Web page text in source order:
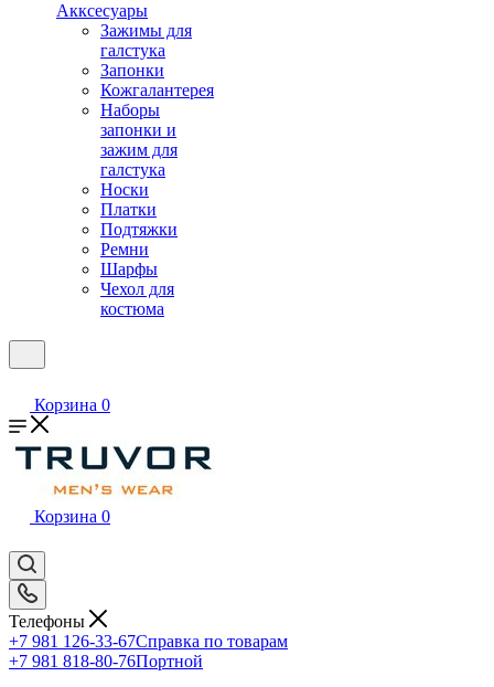
Акксесуары
Зажимы для
галстука
Запонки
Кожгалантерея
Наборы
запонки и
зажим для
галстука
Носки
Платки
Подтяжки
Ремни
Шарфы
Чехол для
костюма
Корзина 0
Корзина 0
Телефоны
+7 981 126-33-67Справка по товарам
+7 981 818-80-76Портной